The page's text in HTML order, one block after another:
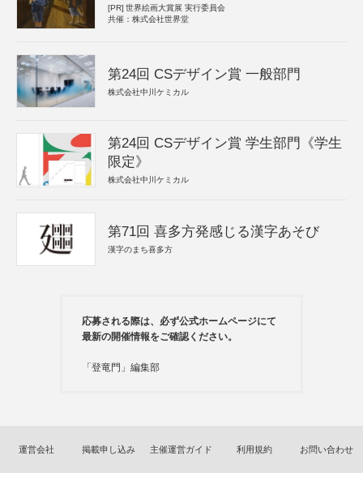
[PR] 世界絵画大賞展 実行委員会
共催：株式会社世界堂
第24回 CSデザイン賞 一般部門
株式会社中川ケミカル
第24回 CSデザイン賞 学生部門《学生
限定》
株式会社中川ケミカル
第71回 喜多方発感じる漢字あそび
漢字のまち喜多方
応募される際は、必ず公式ホームページにて
最新の開催情報をご確認ください。
「登竜門」編集部
運営会社 掲載申し込み 主催運営ガイド 利用規約 お問い合わせ